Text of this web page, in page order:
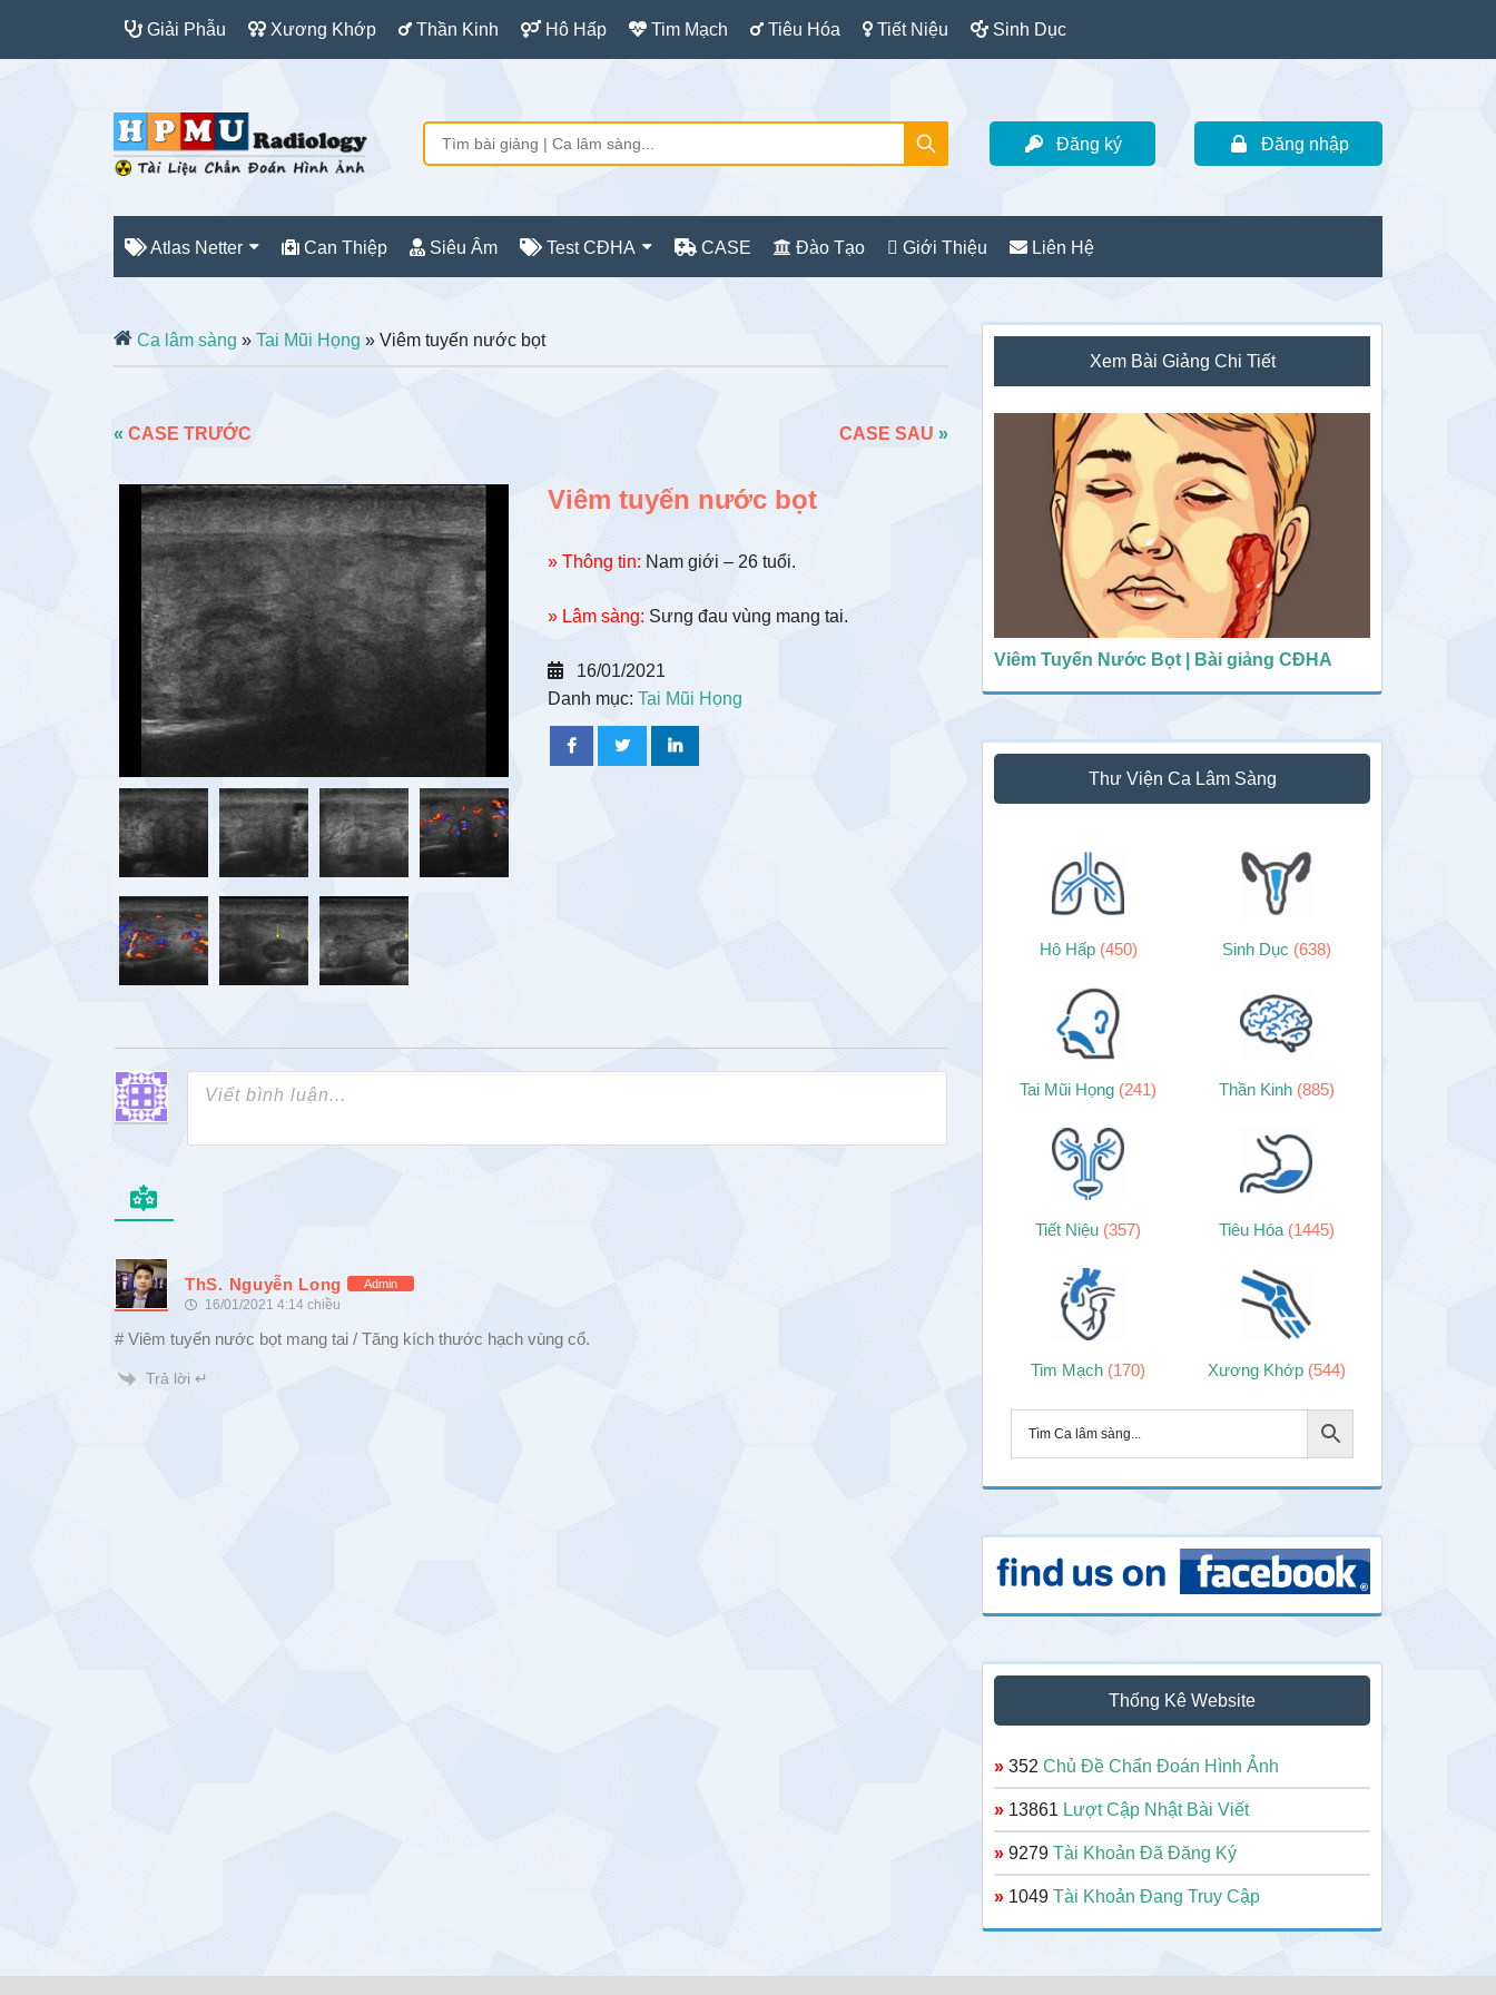
Giải Phẫu Xương Khớp Thần Kinh Hô Hấp Tim Mạch Tiêu Hóa Tiết Niệu Sinh Dục
Đăng ký Đăng nhập
Atlas Netter Can Thiệp Siêu Âm Test CĐHA CASE Đào Tạo Giới Thiệu Liên Hệ
Ca lâm sàng » Tai Mũi Họng » Viêm tuyến nước bọt
« CASE TRƯỚC CASE SAU »
Viêm tuyến nước bọt
» Thông tin: Nam giới – 26 tuổi.
» Lâm sàng: Sưng đau vùng mang tai.
16/01/2021
Danh mục: Tai Mũi Họng
ThS. Nguyễn Long Admin
16/01/2021 4:14 chiều
# Viêm tuyến nước bọt mang tai / Tăng kích thước hạch vùng cổ.
Trả lời ↵
Sidebar
chính
Xem Bài Giảng Chi Tiết
Viêm Tuyến Nước Bọt | Bài giảng CĐHA
Thư Viện Ca Lâm Sàng
Hô Hấp (450) Sinh Dục (638)
Tai Mũi Họng (241) Thần Kinh (885)
Tiết Niệu (357) Tiêu Hóa (1445)
Tim Mạch (170) Xương Khớp (544)
Thống Kê Website
» 352 Chủ Đề Chẩn Đoán Hình Ảnh
» 13861 Lượt Cập Nhật Bài Viết
» 9279 Tài Khoản Đã Đăng Ký
» 1049 Tài Khoản Đang Truy Cập